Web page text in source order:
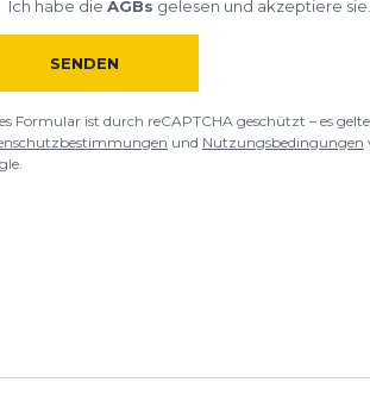
Ich habe die AGBs gelesen und akzeptiere sie.
SENDEN
Formular ist durch reCAPTCHA geschützt – es
und Nutzungsbedingungen